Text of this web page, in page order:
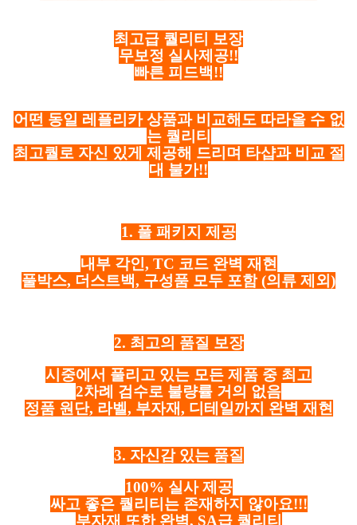
최고급 퀄리티 보장
무보정 실사제공!!
빠른 피드백!!
어떤 동일 레플리카 상품과 비교해도 따라올 수 없
는 퀄리티
최고퀄로 자신 있게 제공해 드리며 타샵과 비교 절
대 불가!!
1. 풀 패키지 제공
내부 각인, TC 코드 완벽 재현
풀박스, 더스트백, 구성품 모두 포함 (의류 제외)
2. 최고의 품질 보장
시중에서 풀리고 있는 모든 제품 중 최고
2차례 검수로 불량률 거의 없음
정품 원단, 라벨, 부자재, 디테일까지 완벽 재현
3. 자신감 있는 품질
100% 실사 제공
싸고 좋은 퀄리티는 존재하지 않아요!!!
부자재 또한 완벽, SA급 퀄리티